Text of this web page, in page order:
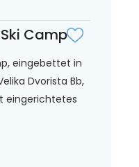
Camp
eingebettet in
Dvorista Bb,
eingerichtetes